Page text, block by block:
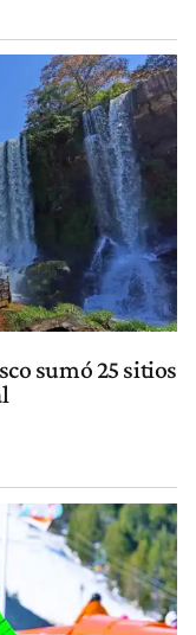
sumó 25 sitios